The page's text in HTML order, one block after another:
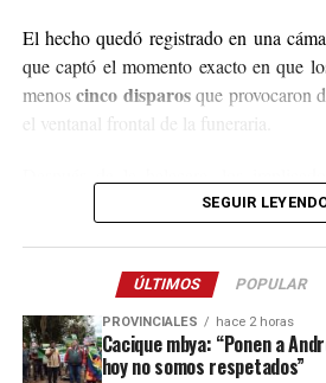
El hecho quedó registrado en una
que captó el momento exacto en que
menoscinco disparosque provocaron
el ventanal frontal de la funeraria.
hacia el acceso a El Soberbio y en el
de la comisaría Primera, quienes fueron
Este ataque se suma a otros tantos
recientemente en contra de comercios o
Coleco, ex intendente de El Soberbio
SEGUIR
ÚLTIMOS POPULAR
PROVINCIALES hace 2 horas
Cacique mbya: “Ponen a
hoy no somos respetados”